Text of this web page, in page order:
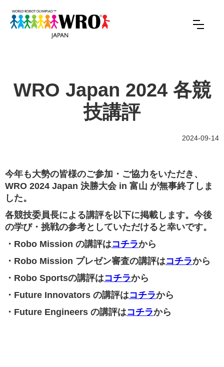
WRO Japan 2024 各競
技講評
2024-09-14
今年も大勢の皆様のご参加・ご協力をいただき、
WRO 2024 Japan 決勝大会 in 富山 が無事終了しま
した。
各競技委員長による講評を以下に掲載します。今後
の学び・挑戦の参考としていただけると幸いです。
・Robo Mission の講評はコチラから
・Robo Mission プレゼン審査の講評はコチラから
・Robo Sportsの講評はコチラから
・Future Innovators の講評はコチラから
・Future Engineers の講評はコチラから